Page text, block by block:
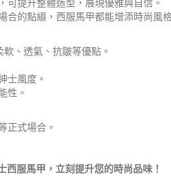
可提升整體造型，展現優雅與自信。
合的點綴，西服馬甲都能增添時尚風格
、透氣、抗皺等優點。
士風度。
性。
正式場合。
服馬甲，立刻提升您的時尚品味！